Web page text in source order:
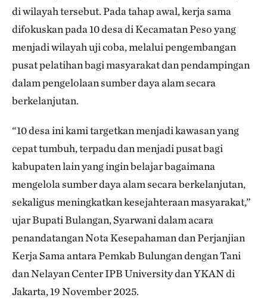
di wilayah tersebut. Pada tahap awal, kerja sama
difokuskan pada 10 desa di Kecamatan Peso yang
menjadi wilayah uji coba, melalui pengembangan
pusat pelatihan bagi masyarakat dan pendampingan
dalam pengelolaan sumber daya alam secara
berkelanjutan.
“10 desa ini kami targetkan menjadi kawasan yang
cepat tumbuh, terpadu dan menjadi pusat bagi
kabupaten lain yang ingin belajar bagaimana
mengelola sumber daya alam secara berkelanjutan,
sekaligus meningkatkan kesejahteraan masyarakat,”
ujar Bupati Bulangan, Syarwani dalam acara
penandatangan Nota Kesepahaman dan Perjanjian
Kerja Sama antara Pemkab Bulungan dengan Tani
dan Nelayan Center IPB University dan YKAN di
Jakarta, 19 November 2025.